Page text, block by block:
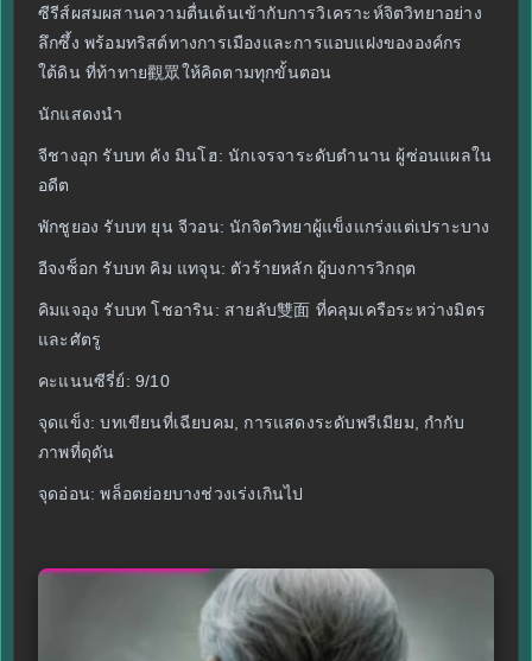
ซีรีส์ผสมผสานความตื่นเต้นเข้ากับการวิเคราะห์จิตวิทยาอย่าง
ลึกซึ้ง พร้อมทริสต์ทางการเมืองและการแอบแฝงขององค์กร
ใต้ดิน ที่ท้าทาย觀眾ให้คิดตามทุกขั้นตอน
นักแสดงนำ
จีชางอุก รับบท คัง มินโฮ: นักเจรจาระดับตำนาน ผู้ซ่อนแผลใน
อดีต
พักชูยอง รับบท ยุน จีวอน: นักจิตวิทยาผู้แข็งแกร่งแต่เปราะบาง
อีจงซ็อก รับบท คิม แทจุน: ตัวร้ายหลัก ผู้บงการวิกฤต
คิมแจอุง รับบท โชอาริน: สายลับ雙面 ที่คลุมเครือระหว่างมิตร
และศัตรู
คะแนนซีรี่ย์: 9/10
จุดแข็ง: บทเขียนที่เฉียบคม, การแสดงระดับพรีเมียม, กำกับ
ภาพที่ดุดัน
จุดอ่อน: พล็อตย่อยบางช่วงเร่งเกินไป